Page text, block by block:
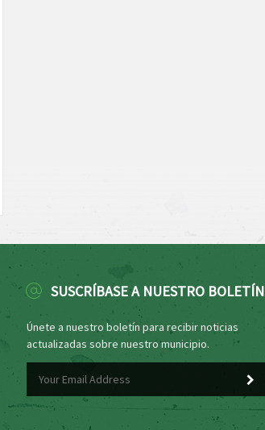
SUSCRÍBASE A NUESTRO BOLETÍN
Únete a nuestro boletín para recibir noticias
actualizadas sobre nuestro municipio.